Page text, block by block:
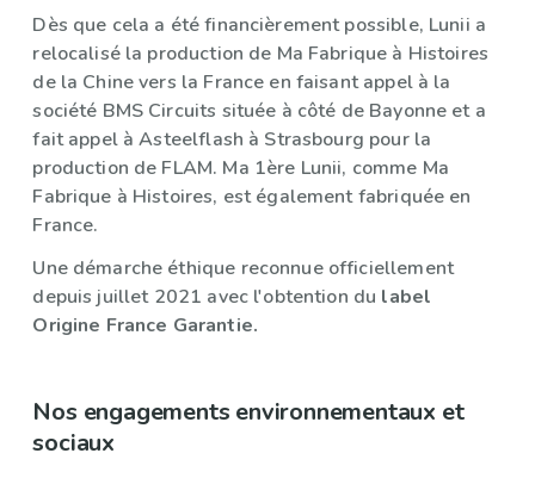
Dès que cela a été financièrement possible, Lunii a
relocalisé la production de Ma Fabrique à Histoires
de la Chine vers la France en faisant appel à la
société BMS Circuits située à côté de Bayonne et a
fait appel à Asteelflash à Strasbourg pour la
production de FLAM. Ma 1ère Lunii, comme Ma
Fabrique à Histoires, est également fabriquée en
France.
Une démarche éthique reconnue officiellement
depuis juillet 2021 avec l'obtention du label
Origine France Garantie.
Nos engagements environnementaux et
sociaux